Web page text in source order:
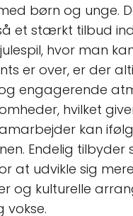
børn og unge.
et stærkt tilbud
hvor man
er over, er der
engagerende
hvilket
kan
Endelig tilbyder
at udvikle sig
og kulturelle